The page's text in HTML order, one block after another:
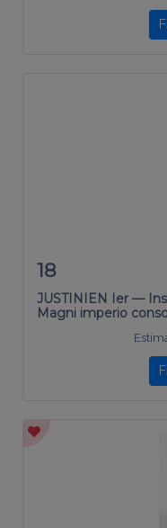
18
JUSTINIEN Ier —
Magni imperio